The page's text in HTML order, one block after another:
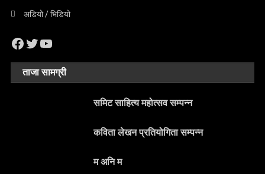
अडियो / भिडियो
Facebook
Twitter
YouTube
ताजा सामग्री
समिट साहित्य महोत्सव सम्पन्न
कविता लेखन प्रतियोगिता सम्पन्न
म अनि म